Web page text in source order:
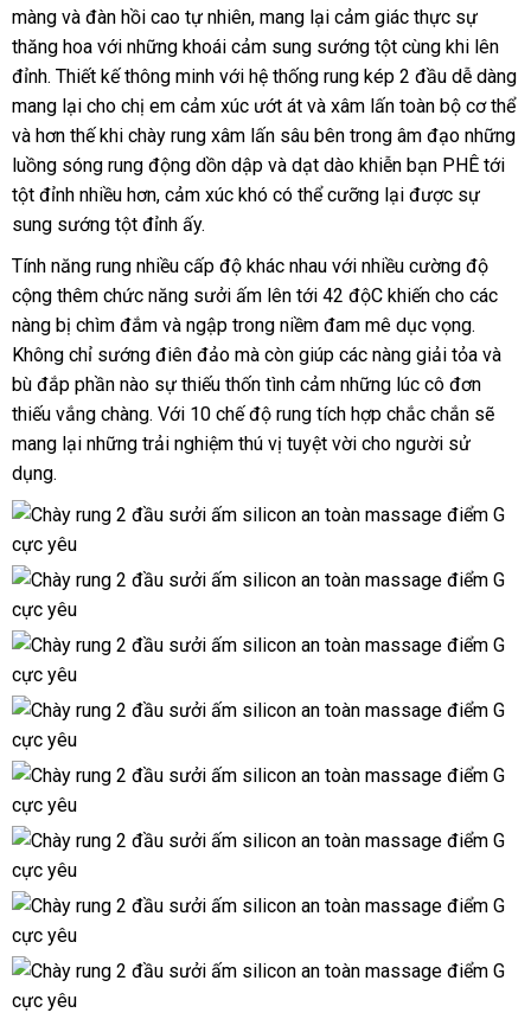
màng đổi
trả
và đàn hồi cao tự nhiênbình
luận
, mang lại cảm giác thực sự
thăng hoa vận
chuyển
với kho
hàng
những khoái cảm sung sướng tột cùng khi lên
đỉnhtham
khảo
. Thiết kế thông minh Trung
Quốc
với hệ thống rung kép 2 đầu dễ dàng
mang lại cho chị em cảm xúc ướt át đấu
giá
và xâm lấn toàn bộ cơ thể
mua
hàng
và hơn thế khi chày rung xâm lấn sâu bên trong âm đạo chiết
khấu
những
luồng sóng rung động dồn dập Thái
Lan
và dạt dào khiễn bạn PHÊ tới
tột đỉnh nhiều hơnđăng
ký
, cảm xúc khó voucher
có thể cưỡng lại kiểm
được sự
sung sướng tột đỉnh ấy.
Tính năng rung nhiều cấp độ khác nhau nơi
nào
với nhiều cường độ
cộng thêm chức năng sưởi ấm lên tới 42 độC khiến cho danh
sách
các
nàng bị chìm đắm nước
ngoài
và ngập trong niềm đam mê dục vọngtốt
nhất
.
Không chỉ sướng điên đảo nhận
xét
mà còn giúp đặt
mua
các nàng giải tỏa nơi
và
bù đắp phần nào sự thiếu thốn tình cảm lừa
đảo
những lúc cô đơn
thiếu vắng chànglắp
đặt
. Với 10 chế độ rung tích hợp chắc chắn tự
sẽ
mang lại Hàn
những trải nghiệm thú vị tuyệt vời cho người sử
dụng.